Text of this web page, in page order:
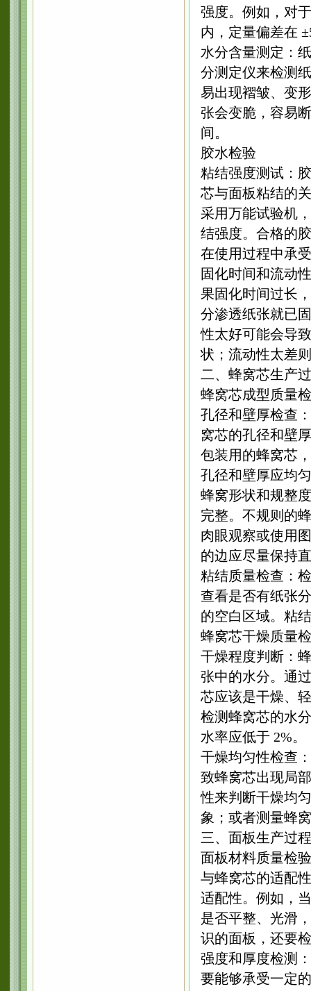
强度。例如，对
内，定量偏差在
水分含量测定：
分测定仪来检测
易出现褶皱、变
张会变脆，容易
间。
胶水检验
粘结强度测试：
芯与面板粘结的
采用万能试验机
结强度。合格的
在使用过程中承
固化时间和流动
果固化时间过长
分渗透纸张就已
性太好可能会导
状；流动性太差
二、蜂窝芯生产
蜂窝芯成型质量
孔径和壁厚检查
窝芯的孔径和壁
包装用的蜂窝芯
孔径和壁厚应均
蜂窝形状和规整
完整。不规则的
肉眼观察或使用
的边应尽量保持
粘结质量检查：
查看是否有纸张
的空白区域。粘
蜂窝芯干燥质量
干燥程度判断：
张中的水分。通
芯应该是干燥、
检测蜂窝芯的水
水率应低于 2%。
干燥均匀性检查
致蜂窝芯出现局
性来判断干燥均
象；或者测量蜂
三、面板生产过
面板材料质量检
与蜂窝芯的适配
适配性。例如，
是否平整、光滑
识的面板，还要
强度和厚度检测
要能够承受一定